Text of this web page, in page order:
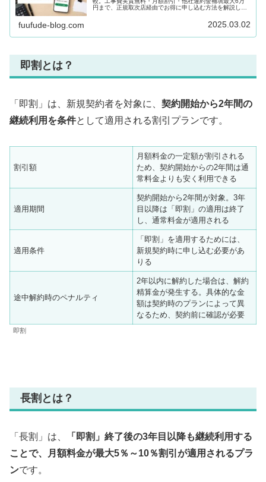
円まで、正規取次店経由でお得に申し込む方法を解説しま
fuufude-blog.com 2025.03.02
即割とは？
「即割」は、新規契約者を対象に、 契約開始から2年間の
継続利用を条件として適用される割引プランです。
割引額
月額料金の一定額が割引される
ため、契約開始からの2年間は通
常料金よりも安く利用できる
適用期間
契約開始から2年間が対象。3年
目以降は「即割」の適用は終了
し、通常料金が適用される
適用条件
「即割」を適用するためには、
新規契約時に申し込む必要があ
りる
途中解約時のペナルティ
2年以内に解約した場合は、解約
精算金が発生する。具体的な金
額は契約時のプランによって異
なるため、契約前に確認が必要
即割
長割とは？
「長割」は、
「即割」終了後の3年目以降も継続利用する
ことで、月額料金が最大5％～10％割引が適用されるプラ
ンです。